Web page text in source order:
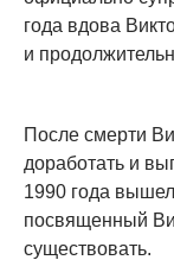
года вдова
и
После смерти
доработать и
1990 года
посвященный
существовать.